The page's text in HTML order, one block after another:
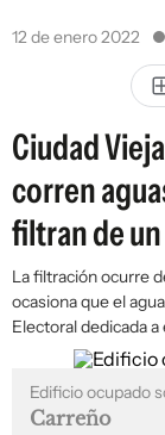
12 de enero 2022
Ciudad
corren
filtran de
La filtración ocurre
ocasiona que el
Electoral dedicada
Edificio ocupado
Carreño